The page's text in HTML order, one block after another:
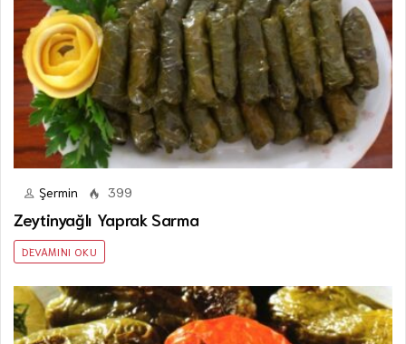
Şermin 399
Zeytinyağlı Yaprak Sarma
DEVAMINI OKU